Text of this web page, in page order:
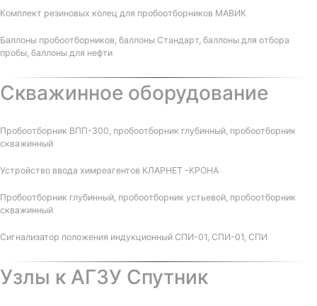
Комплект резиновых колец для пробоотборников МАВИК
Баллоны пробоотборников, баллоны Стандарт, баллоны для отбора
пробы, баллоны для нефти
Скважинное оборудование
Пробоотборник ВПП-300, пробоотборник глубинный, пробоотборник
скважинный
Устройство ввода химреагентов КЛАРНЕТ -КРОНА
Пробоотборник глубинный, пробоотборник устьевой, пробоотборник
скважинный
Сигнализатор положения индукционный СПИ-01, СПИ-01, СПИ
Узлы к АГЗУ Спутник